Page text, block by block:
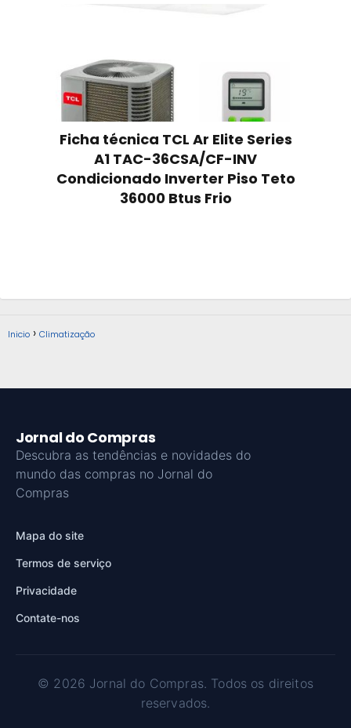
Ficha técnica TCL Ar Elite Series
A1 TAC-36CSA/CF-INV
Condicionado Inverter Piso Teto
36000 Btus Frio
Inicio Climatização
Jornal do Compras
Descubra as tendências e novidades do
mundo das compras no Jornal do
Compras
Mapa do site
Termos de serviço
Privacidade
Contate-nos
© 2026 Jornal do Compras. Todos os direitos
reservados.